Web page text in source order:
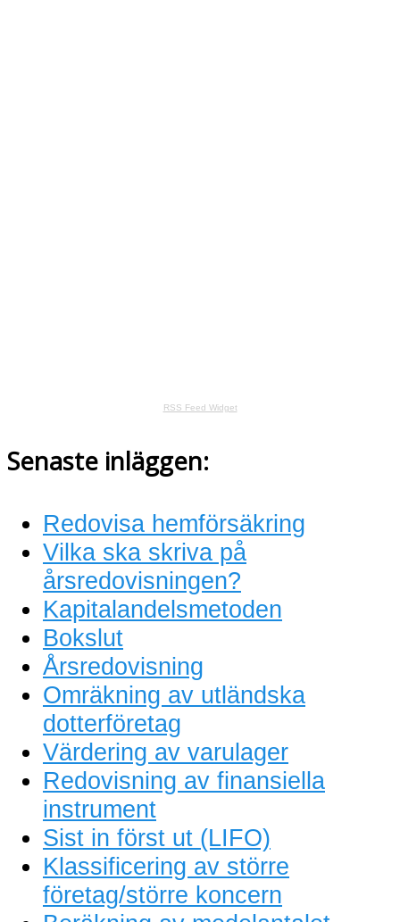
RSS Feed Widget
Senaste inläggen:
Redovisa hemförsäkring
Vilka ska skriva på
årsredovisningen?
Kapitalandelsmetoden
Bokslut
Årsredovisning
Omräkning av utländska
dotterföretag
Värdering av varulager
Redovisning av finansiella
instrument
Sist in först ut (LIFO)
Klassificering av större
företag/större koncern